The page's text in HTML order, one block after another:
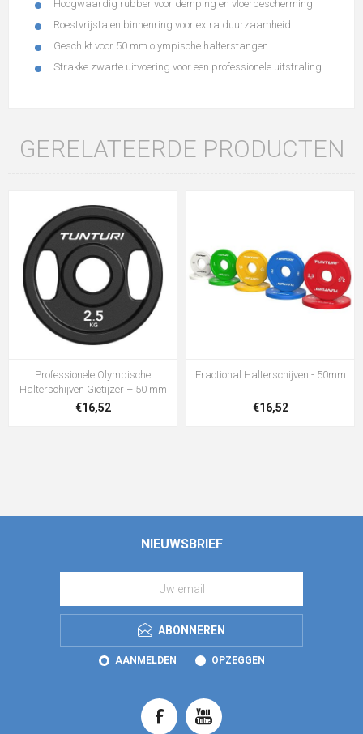
Hoogwaardig rubber voor demping en vloerbescherming
Roestvrijstalen binnenring voor extra duurzaamheid
Geschikt voor 50 mm olympische halterstangen
Strakke zwarte uitvoering voor een professionele uitstraling
GERELATEERDE PRODUCTEN
Professionele Olympische
Halterschijven Gietijzer – 50 mm
€16,52
Fractional Halterschijven - 50mm
€16,52
NIEUWSBRIEF
ABONNEREN
AANMELDEN OPZEGGEN